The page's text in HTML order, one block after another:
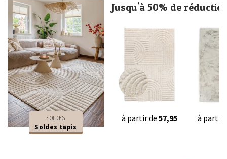
SOLDES
Soldes tapis
Jusqu'à 50% de
à partir de 57,95 à partir